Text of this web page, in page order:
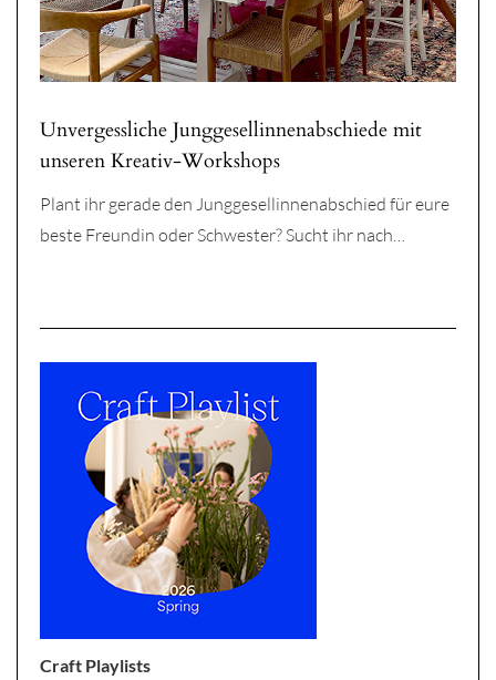
Unvergessliche Junggesellinnenabschiede mit
unseren Kreativ-Workshops
Plant ihr gerade den Junggesellinnenabschied für eure
beste Freundin oder Schwester? Sucht ihr nach…
Craft Playlists